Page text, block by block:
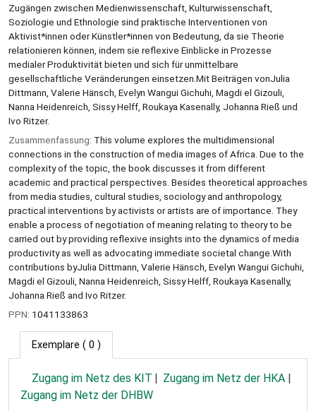
Zugängen zwischen Medienwissenschaft, Kulturwissenschaft,
Soziologie und Ethnologie sind praktische Interventionen von
Aktivist*innen oder Künstler*innen von Bedeutung, da sie Theorie
relationieren können, indem sie reflexive Einblicke in Prozesse
medialer Produktivität bieten und sich für unmittelbare
gesellschaftliche Veränderungen einsetzen.Mit Beiträgen vonJulia
Dittmann, Valerie Hänsch, Evelyn Wangui Gichuhi, Magdi el Gizouli,
Nanna Heidenreich, Sissy Helff, Roukaya Kasenally, Johanna Rieß und
Ivo Ritzer.
Zusammenfassung: This volume explores the multidimensional
connections in the construction of media images of Africa. Due to the
complexity of the topic, the book discusses it from different
academic and practical perspectives. Besides theoretical approaches
from media studies, cultural studies, sociology and anthropology,
practical interventions by activists or artists are of importance. They
enable a process of negotiation of meaning relating to theory to be
carried out by providing reflexive insights into the dynamics of media
productivity as well as advocating immediate societal change.With
contributions byJulia Dittmann, Valerie Hänsch, Evelyn Wangui Gichuhi,
Magdi el Gizouli, Nanna Heidenreich, Sissy Helff, Roukaya Kasenally,
Johanna Rieß and Ivo Ritzer.
PPN: 1041133863
Exemplare ( 0 )
Zugang im Netz des KIT
Zugang im Netz der HKA
Zugang im Netz der DHBW